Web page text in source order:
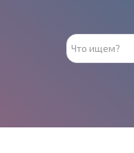
Поиск
товара